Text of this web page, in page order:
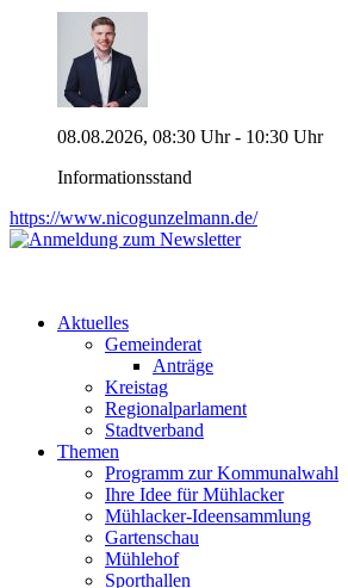
08.08.2026, 08:30 Uhr - 10:30 Uhr
Informationsstand
https://www.nicogunzelmann.de/
Aktuelles
Gemeinderat
Anträge
Kreistag
Regionalparlament
Stadtverband
Themen
Programm zur Kommunalwahl
Ihre Idee für Mühlacker
Mühlacker-Ideensammlung
Gartenschau
Mühlehof
Sporthallen